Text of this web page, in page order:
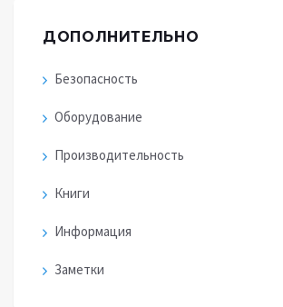
ДОПОЛНИТЕЛЬНО
Безопасность
Оборудование
Производительность
Книги
Информация
Заметки